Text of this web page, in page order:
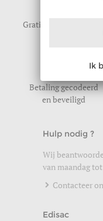
Gratis levering vanaf
Betaling gecodeerd
en beveiligd
Hulp nodig ?
Wij
van maandag
Contacteer
Edisac
Ik